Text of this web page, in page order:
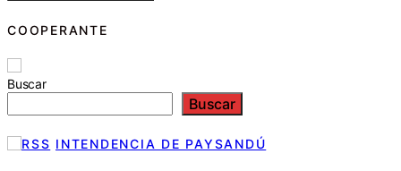
COOPERANTE
Buscar
Buscar
INTENDENCIA DE PAYSANDÚ